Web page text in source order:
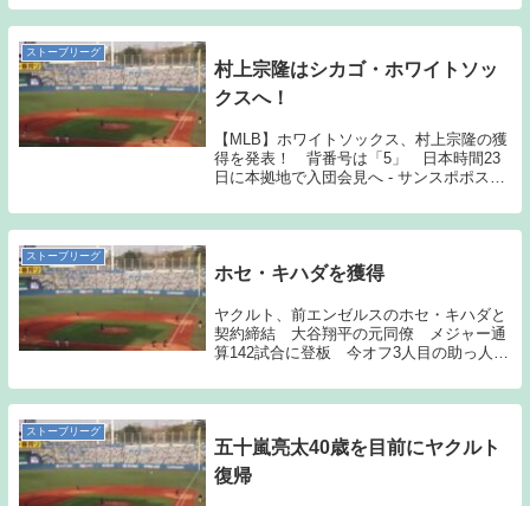
で背番号は「６３」に決定した。（サンケ
イスポーツ引用）22年シーズンは個人的に
ストーブリーグ
村上宗隆はシカゴ・ホワイトソッ
クスへ！
【MLB】ホワイトソックス、村上宗隆の獲
得を発表！ 背番号は「5」 日本時間23
日に本拠地で入団会見へ - サンスポポステ
ていた村上の入団先は、シカゴ・ホワイト
ソックスとなった。ポスティングシステム
ストーブリーグ
ホセ・キハダを獲得
ヤクルト、前エンゼルスのホセ・キハダと
契約締結 大谷翔平の元同僚 メジャー通
算142試合に登板 今オフ3人目の助っ人 -
今日はホセ・キハダの獲得が発表された。
3投手の中で最もMLBでの実績があるのが
ストーブリーグ
五十嵐亮太40歳を目前にヤクルト
復帰